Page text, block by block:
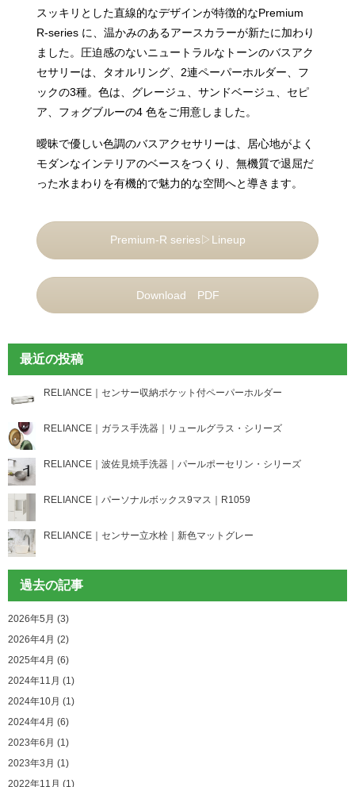
スッキリとした直線的なデザインが特徴的なPremium
R-series に、温かみのあるアースカラーが新たに加わり
ました。圧迫感のないニュートラルなトーンのバスアク
セサリーは、タオルリング、2連ペーパーホルダー、フ
ックの3種。⾊は、グレージュ、サンドベージュ、セピ
ア、フォグブルーの4 ⾊をご⽤意しました。
曖昧で優しい⾊調のバスアクセサリーは、居⼼地がよく
モダンなインテリアのベースをつくり、無機質で退屈だ
った⽔まわりを有機的で魅⼒的な空間へと導きます。
Premium-R series▷Lineup
Download PDF
最近の投稿
RELIANCE｜センサー収納ポケット付ペーパーホルダー
RELIANCE｜ガラス手洗器｜リュールグラス・シリーズ
RELIANCE｜波佐見焼手洗器｜パールポーセリン・シリーズ
RELIANCE｜パーソナルボックス9マス｜R1059
RELIANCE｜センサー立水栓｜新色マットグレー
過去の記事
2026年5月 (3)
2026年4月 (2)
2025年4月 (6)
2024年11月 (1)
2024年10月 (1)
2024年4月 (6)
2023年6月 (1)
2023年3月 (1)
2022年11月 (1)